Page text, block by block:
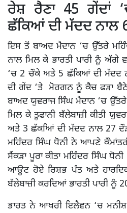
ਰੇਸ਼ ਰੈਣਾ 45 ਗੇਂਦਾਂ
ਛੱਕਿਆਂ ਦੀ ਮੱਦਦ ਨਾਲ
ਇਸ ਤੋਂ ਬਾਅਦ ਮੈਦਾਨ ‘ਚ ਉੱਤਰੇ
ਨਾਲ ਮਿਲ ਕੇ ਭਾਰਤੀ ਪਾਰੀ ਨੂੰ
‘ਚ 2 ਚੌਕੇ ਅਤੇ 5 ਛੱਕਿਆਂ ਦੀ ਮੱਦਦ
ਦੀ ਗੇਂਦ ‘ਤੇ ਮੋਰਗਨ ਨੂੰ ਕੈਚ ਫੜਾ
ਬਾਅਦ ਯੁਵਰਾਜ ਸਿੰਘ ਮੈਦਾਨ ‘ਚ
ਮਿਲ ਕੇ ਤੂਫਾਨੀ ਬੱਲੇਬਾਜ਼ੀ ਕੀਤੀ
ਅਤੇ 3 ਛੱਕਆਿਂ ਦੀ ਮੱਦਦ ਨਾਲ 27
ਮਹਿੰਦਰ ਸਿੰਘ ਧੋਨੀ ਨੇ ਆਪਣੇ
ਸੈਂਕੜਾ ਪੂਰਾ ਕੀਤਾ ਮਹਿੰਦਰ ਸਿੰਘ
ਆਊਟ ਹੋਏ ਰਿਸ਼ਭ ਪੰਤ ਅਤੇ
ਬੱਲੇਬਾਜ਼ੀ ਕਰਦਿਆਂ ਭਾਰਤੀ ਪਾਰੀ ਨੂੰ
ਭਾਰਤ ਨੇ ਆਖਰੀ ਇਲੈਵਨ ‘ਚ ਮਨੀਸ਼